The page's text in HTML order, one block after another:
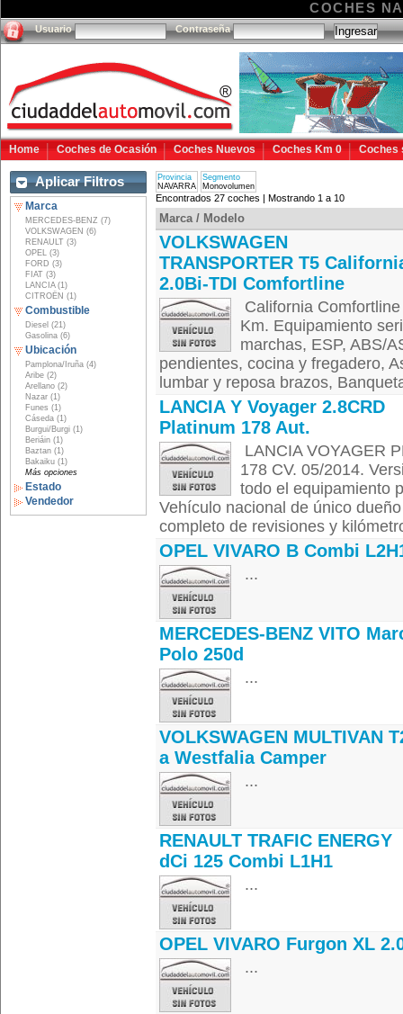
COCHES
Usuario Contraseña
Home Coches de Ocasión Coches Nuevos Coches Km 0 Coches
Aplicar Filtros
Marca
MERCEDES-BENZ (7)
VOLKSWAGEN (6)
RENAULT (3)
OPEL (3)
FORD (3)
FIAT (3)
LANCIA (1)
CITROËN (1)
Combustible
Diesel (21)
Gasolina (6)
Ubicación
Pamplona/Iruña (4)
Aribe (2)
Arellano (2)
Nazar (1)
Funes (1)
Cáseda (1)
Burgui/Burgi (1)
Beriáin (1)
Baztan (1)
Bakaiku (1)
Más opciones
Estado
Vendedor
Provincia
NAVARRA
Segmento
Monovolumen
Encontrados 27 coches | Mostrando 1 a 10
Marca / Modelo
VOLKSWAGEN
TRANSPORTER T5
2.0Bi-TDI Comfortline
California
Km. Equipamiento
marchas, ESP, ABS/
pendientes, cocina y fregadero,
lumbar y reposa brazos,
LANCIA Y Voyager 2.8CRD
Platinum 178 Aut.
LANCIA VOYAGER
178 CV. 05/2014.
todo el equipamiento
Vehículo nacional de único
completo de revisiones y
OPEL VIVARO B Combi
...
MERCEDES-BENZ VITO
Polo 250d
...
VOLKSWAGEN MULTIVAN
a Westfalia Camper
...
RENAULT TRAFIC ENERGY
dCi 125 Combi L1H1
...
OPEL VIVARO Furgon XL
...